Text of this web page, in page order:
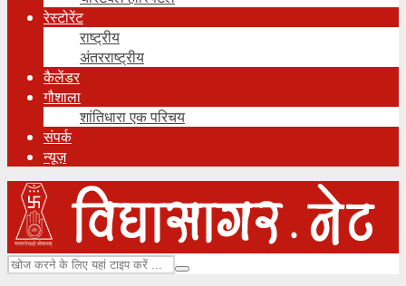
रेस्टोरेंट
राष्ट्रीय
अंतरराष्ट्रीय
कैलेंडर
गौशाला
शांतिधारा एक परिचय
संपर्क
न्यूज़